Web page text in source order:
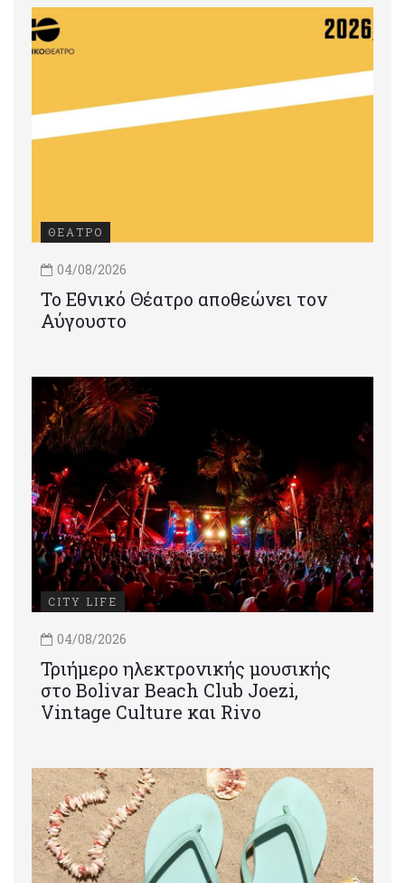
ΘΕΑΤΡΟ
04/08/2026
Το Εθνικό Θέατρο αποθεώνει τον
Αύγουστο
CITY LIFE
04/08/2026
Τριήμερο ηλεκτρονικής μουσικής
στο Bolivar Beach Club Joezi,
Vintage Culture και Rivo